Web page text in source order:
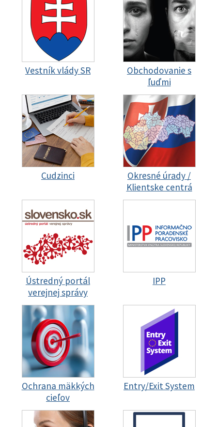
Vestník vlády SR
Obchodovanie s
ľuďmi
Cudzinci
Okresné úrady /
Klientske centrá
Ústredný portál
verejnej správy
IPP
Ochrana mäkkých
cieľov
Entry/Exit System